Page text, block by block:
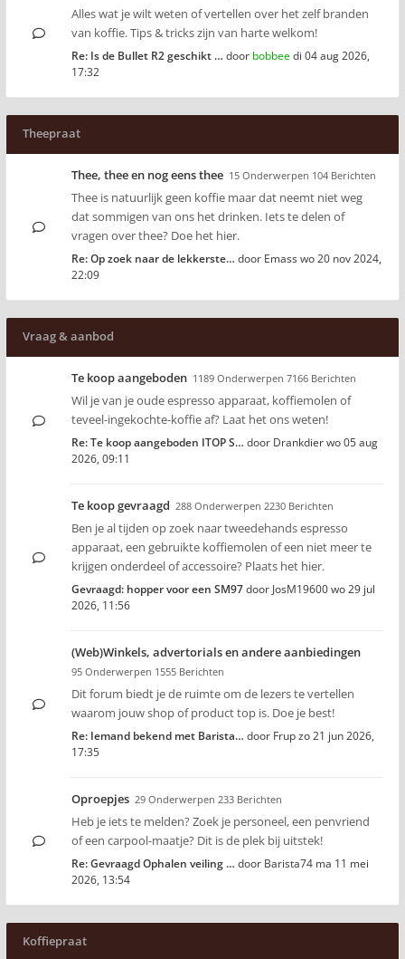
Alles wat je wilt weten of vertellen over het zelf branden
van koffie. Tips & tricks zijn van harte welkom!
Re: Is de Bullet R2 geschikt … door bobbeedi 04 aug 2026,
17:32
Theepraat
Thee, thee en nog eens thee 15 Onderwerpen 104 Berichten
Thee is natuurlijk geen koffie maar dat neemt niet weg
dat sommigen van ons het drinken. Iets te delen of
vragen over thee? Doe het hier.
Re: Op zoek naar de lekkerste… door Emasswo 20 nov 2024,
22:09
Vraag & aanbod
Te koop aangeboden 1189 Onderwerpen 7166 Berichten
Wil je van je oude espresso apparaat, koffiemolen of
teveel-ingekochte-koffie af? Laat het ons weten!
Re: Te koop aangeboden ITOP S… door Drankdierwo 05 aug
2026, 09:11
Te koop gevraagd 288 Onderwerpen 2230 Berichten
Ben je al tijden op zoek naar tweedehands espresso
apparaat, een gebruikte koffiemolen of een niet meer te
krijgen onderdeel of accessoire? Plaats het hier.
Gevraagd: hopper voor een SM97door JosM19600wo 29 jul
2026, 11:56
(Web)Winkels, advertorials en andere aanbiedingen
95 Onderwerpen 1555 Berichten
Dit forum biedt je de ruimte om de lezers te vertellen
waarom jouw shop of product top is. Doe je best!
Re: Iemand bekend met Barista… door Frupzo 21 jun 2026,
17:35
Oproepjes 29 Onderwerpen 233 Berichten
Heb je iets te melden? Zoek je personeel, een penvriend
of een carpool-maatje? Dit is de plek bij uitstek!
Re: Gevraagd Ophalen veiling … door Barista74 ma 11 mei
2026, 13:54
Koffiepraat